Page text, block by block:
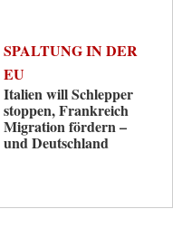
SPALTUNG IN DER
EU
Italien will Schlepper
stoppen, Frankreich
Migration fördern –
und Deutschland